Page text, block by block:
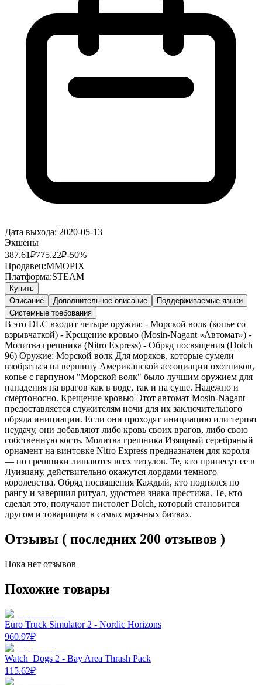
Дата выхода: 2020-05-13
Экшены
387.61₽775.22₽-50%
Продавец:MMOPIX
Платформа:STEAM
Купить
Описание
Дополнительное описание
Поддерживаемые языки
Системные требования
В это DLC входит четыре оружия: - Морской волк (копье со
взрывчаткой) - Крещение кровью (Mosin-Nagant «Автомат») -
Молитва грешника (Nitro Express) - Обряд посвящения (Dolch
96) Оружие: Морской волк Для моряков, которые сумели
взобраться на вершину Американской ассоциации охотников,
копье с гарпуном "Морской волк" было лучшим оружием для
нападения на врагов как в воде, так и на суше. Надежно и
смертоносно. Крещение кровью Этот автомат Mosin-Nagant
предоставляется служителям ночи для их заключительного
обряда инициации. Если они проходят инициацию или терпят
неудачу, они добавляют либо кровь своих врагов, либо свою
собственную кость. Молитва грешника Изящный серебряный
орнамент на винтовке Nitro Express предназначен для короля
— но грешники лишаются всех титулов. Те, кто принесут ее в
Луизиану, действительно окажутся лордами темного
королевства. Обряд посвящения Каждый, кто поднялся по
рангу и завершил ритуал, удостоен знака престижа. Те, кто
сделал это, получают пистолет Dolch, который становится
другом и товарищем в самых мрачных битвах.
Отзывы ( последних 200 отзывов )
Пока нет отзывов
Похожие товары
Euro Truck Simulator 2 - Nordic Horizons
960.97₽
Watch_Dogs 2 - Bay Area Thrash Pack
115.62₽